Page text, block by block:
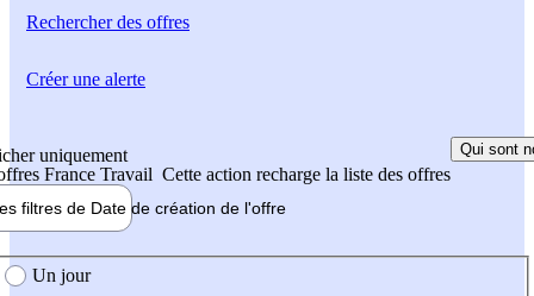
Rechercherdes offres
uniquement
France Travail Cette action recharge la liste des offres
Qui sont
filtres de Date de création de l'offre
création de l'offre
Un jour
Créer une alerte